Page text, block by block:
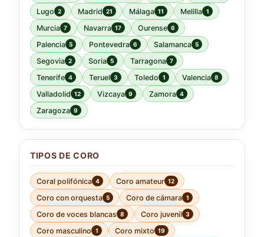
Lugo 2 Madrid 21 Málaga 11 Melilla 1
Murcia 7 Navarra 17 Ourense 6
Palencia 5 Pontevedra 6 Salamanca 5
Segovia 2 Soria 5 Tarragona 7
Tenerife 4 Teruel 3 Toledo 1 Valencia 8
Valladolid 12 Vizcaya 9 Zamora 4
Zaragoza 9
TIPOS DE CORO
Coral polifónica 4 Coro amateur 12
Coro con orquesta 5 Coro de cámara 1
Coro de voces blancas 8 Coro juvenil 3
Coro masculino 1 Coro mixto 19